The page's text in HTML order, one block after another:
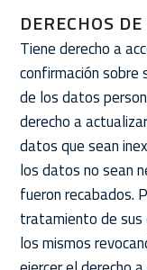
DERECHOS
Tiene derecho a
confirmación sobre
de los datos
derecho a
datos que sean
los datos no sean
fueron recabados.
tratamiento de
los mismos